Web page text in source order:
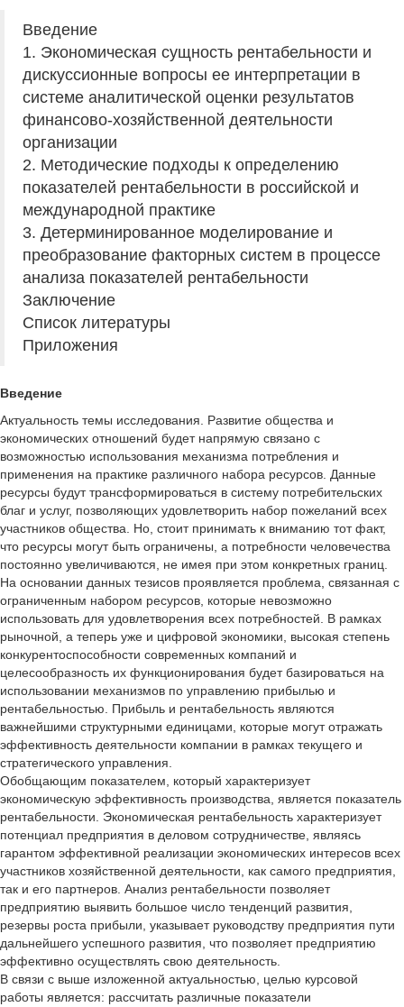
Введение
1. Экономическая сущность рентабельности и
дискуссионные вопросы ее интерпретации в
системе аналитической оценки результатов
финансово-хозяйственной деятельности
организации
2. Методические подходы к определению
показателей рентабельности в российской и
международной практике
3. Детерминированное моделирование и
преобразование факторных систем в процессе
анализа показателей рентабельности
Заключение
Список литературы
Приложения
Введение
Актуальность темы исследования. Развитие общества и
экономических отношений будет напрямую связано с
возможностью использования механизма потребления и
применения на практике различного набора ресурсов. Данные
ресурсы будут трансформироваться в систему потребительских
благ и услуг, позволяющих удовлетворить набор пожеланий всех
участников общества. Но, стоит принимать к вниманию тот факт,
что ресурсы могут быть ограничены, а потребности человечества
постоянно увеличиваются, не имея при этом конкретных границ.
На основании данных тезисов проявляется проблема, связанная с
ограниченным набором ресурсов, которые невозможно
использовать для удовлетворения всех потребностей. В рамках
рыночной, а теперь уже и цифровой экономики, высокая степень
конкурентоспособности современных компаний и
целесообразность их функционирования будет базироваться на
использовании механизмов по управлению прибылью и
рентабельностью. Прибыль и рентабельность являются
важнейшими структурными единицами, которые могут отражать
эффективность деятельности компании в рамках текущего и
стратегического управления.
Обобщающим показателем, который характеризует
экономическую эффективность производства, является показатель
рентабельности. Экономическая рентабельность характеризует
потенциал предприятия в деловом сотрудничестве, являясь
гарантом эффективной реализации экономических интересов всех
участников хозяйственной деятельности, как самого предприятия,
так и его партнеров. Анализ рентабельности позволяет
предприятию выявить большое число тенденций развития,
резервы роста прибыли, указывает руководству предприятия пути
дальнейшего успешного развития, что позволяет предприятию
эффективно осуществлять свою деятельность.
В связи с выше изложенной актуальностью, целью курсовой
работы является: рассчитать различные показатели